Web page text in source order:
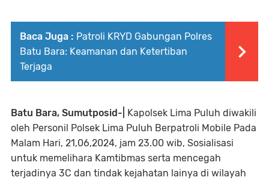
Baca Juga : Patroli KRYD Gabungan Polres
Batu Bara: Keamanan dan Ketertiban
Terjaga
Batu Bara, Sumutposid-| Kapolsek Lima Puluh diwakili
oleh Personil Polsek Lima Puluh Berpatroli Mobile Pada
Malam Hari, 21,06,2024, jam 23.00 wib, Sosialisasi
untuk memelihara Kamtibmas serta mencegah
terjadinya 3C dan tindak kejahatan lainya di wilayah